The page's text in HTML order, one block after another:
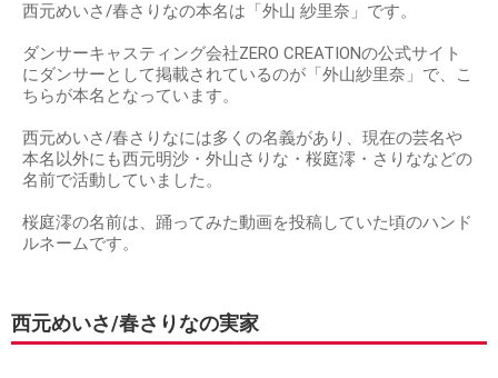
西元めいさ/春さりなの本名は「外山 紗里奈」です。
ダンサーキャスティング会社ZERO CREATIONの公式サイト
にダンサーとして掲載されているのが「外山紗里奈」で、こ
ちらが本名となっています。
西元めいさ/春さりなには多くの名義があり、現在の芸名や
本名以外にも西元明沙・外山さりな・桜庭澪・さりななどの
名前で活動していました。
桜庭澪の名前は、踊ってみた動画を投稿していた頃のハンド
ルネームです。
西元めいさ/春さりなの実家